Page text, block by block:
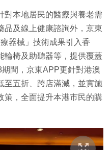
對本地居民的醫療與養老需
品及線上健康諮詢外，京東
器械」技術成果引入香
輪椅及助聽器等，提供覆蓋
間，京東APP更針對港澳
至五折、跨店滿減，並實施
策，全面提升本港市民的購